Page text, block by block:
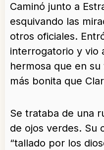
Caminó junto a
esquivando las
otros oficiales.
interrogatorio y vio
hermosa que en
más bonita que
Se trataba de una
de ojos verdes. Su
“tallado por los